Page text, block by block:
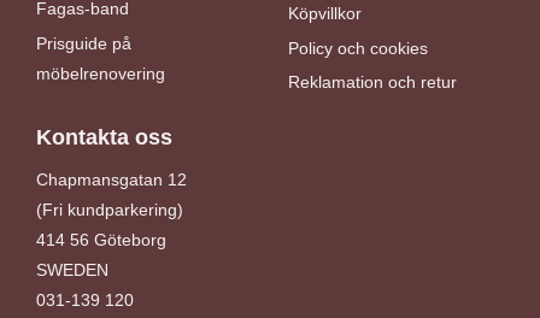
Fagas-band
Prisguide på
möbelrenovering
Köpvillkor
Policy och cookies
Reklamation och retur
Kontakta oss
Chapmansgatan 12
(Fri kundparkering)
414 56 Göteborg
SWEDEN
031-139 120